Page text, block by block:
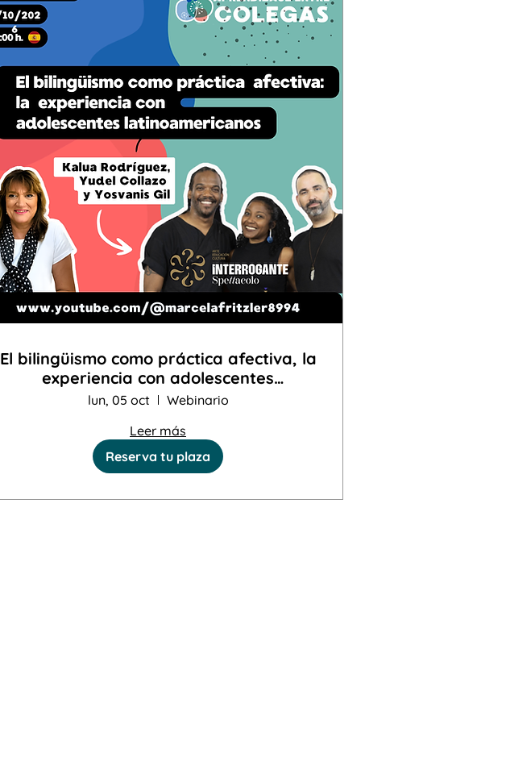
El bilingüismo como práctica afectiva, la
experiencia con adolescentes
latinoamericanos en Milán: “El Escenario
lun, 05 oct
Webinario
Leer más
Reserva tu plaza